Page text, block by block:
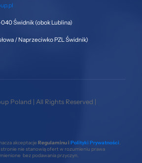
040 Świdnik (obok Lublina)
/ Naprzeciwko PZL Świdnik)
Poland | All Rights Reserved |
akceptacje Regulaminu i Polityki Prywatności
nie stanowią ofert w rozumieniu prawa
bez podawania przyczyn.